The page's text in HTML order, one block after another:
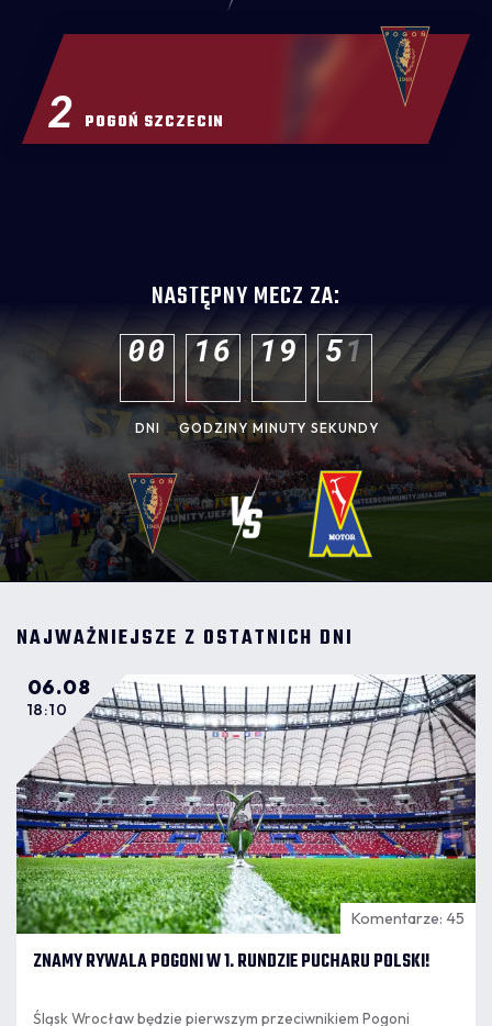
POGOŃ SZCZECIN
2
NASTĘPNY MECZ ZA:
00
DNI
16
GODZINY
19
MINUTY
49
SEKUNDY
NAJWAŻNIEJSZE Z OSTATNICH DNI
06.08
18:10
Komentarze: 45
ZNAMY RYWALA POGONI W 1. RUNDZIE PUCHARU POLSKI!
Śląsk Wrocław będzie pierwszym przeciwnikiem Pogoni